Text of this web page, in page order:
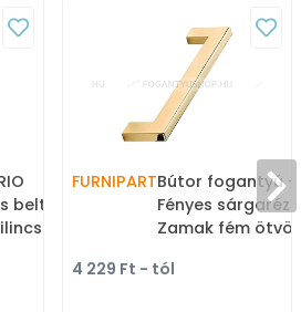
beltéri
zár
fém
FURNIPARTBútor fogantyú -
Fényes sárgaréz
Zamak fém
színes fém
4 229 Ft - tól